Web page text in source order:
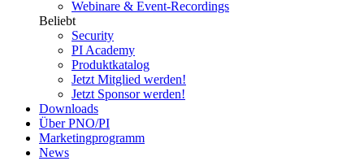
Webinare & Event-Recordings
Beliebt
Security
PI Academy
Produktkatalog
Jetzt Mitglied werden!
Jetzt Sponsor werden!
Downloads
Über PNO/PI
Marketingprogramm
News